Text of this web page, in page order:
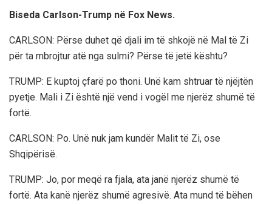
Biseda Carlson-Trump në Fox News.
CARLSON: Përse duhet që djali im të shkojë në Mal të Zi
për ta mbrojtur atë nga sulmi? Përse të jetë kështu?
TRUMP: E kuptoj çfarë po thoni. Unë kam shtruar të njëjtën
pyetje. Mali i Zi është një vend i vogël me njerëz shumë të
fortë.
CARLSON: Po. Unë nuk jam kundër Malit të Zi, ose
Shqipërisë.
TRUMP: Jo, por meqë ra fjala, ata janë njerëz shumë të
fortë. Ata kanë njerëz shumë agresivë. Ata mund të bëhen